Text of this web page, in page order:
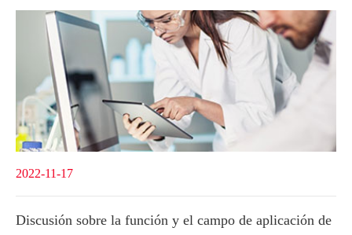
2022-11-17
Discusión sobre la función y el campo de aplicación de